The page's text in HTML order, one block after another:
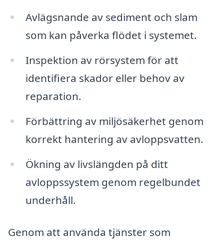
Avlägsnande av sediment och slam
som kan påverka flödet i systemet.
Inspektion av rörsystem för att
identifiera skador eller behov av
reparation.
Förbättring av miljösäkerhet genom
korrekt hantering av avloppsvatten.
Ökning av livslängden på ditt
avloppssystem genom regelbundet
underhåll.
Genom att använda tjänster som